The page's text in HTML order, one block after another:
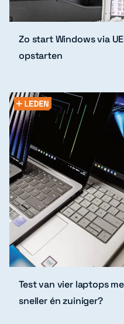
Zo start Windows via
opstarten
Test van vier laptops
sneller én zuiniger?